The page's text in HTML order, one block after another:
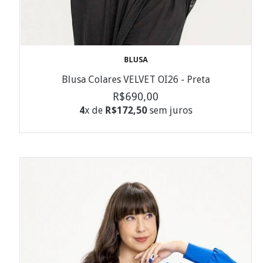
BLUSA
Blusa Colares VELVET OI26 - Preta
R$690,00
4x de R$172,50sem juros